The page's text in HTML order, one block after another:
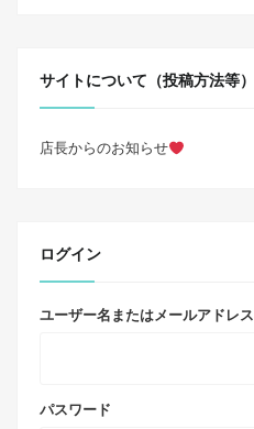
サイトについて（投稿方法等）
店長からのお知らせ
ログイン
ユーザー名またはメールアドレス
パスワード